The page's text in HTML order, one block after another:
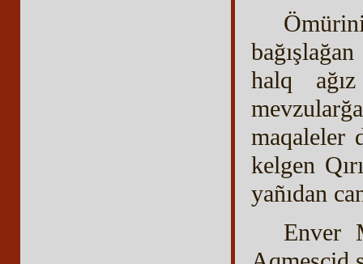
halq ağız
maqaleler
kelgen
yañıdan
Enver